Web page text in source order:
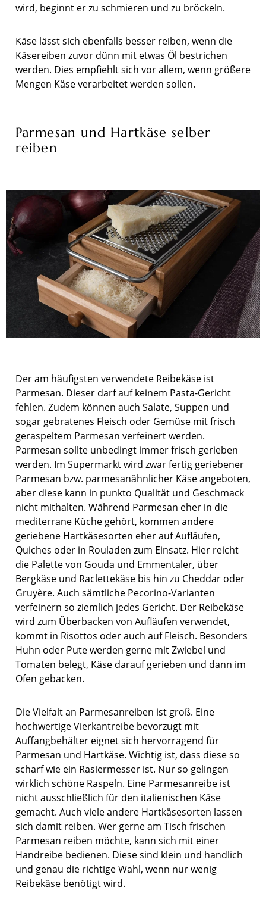
wird, beginnt er zu schmieren und zu bröckeln.
Käse lässt sich ebenfalls besser reiben, wenn die
Käsereiben zuvor dünn mit etwas Öl bestrichen
werden. Dies empfiehlt sich vor allem, wenn größere
Mengen Käse verarbeitet werden sollen.
Parmesan und Hartkäse selber
reiben
Der am häufigsten verwendete Reibekäse ist
Parmesan. Dieser darf auf keinem Pasta-Gericht
fehlen. Zudem können auch Salate, Suppen und
sogar gebratenes Fleisch oder Gemüse mit frisch
geraspeltem Parmesan verfeinert werden.
Parmesan sollte unbedingt immer frisch gerieben
werden. Im Supermarkt wird zwar fertig geriebener
Parmesan bzw. parmesanähnlicher Käse angeboten,
aber diese kann in punkto Qualität und Geschmack
nicht mithalten. Während Parmesan eher in die
mediterrane Küche gehört, kommen andere
geriebene Hartkäsesorten eher auf Aufläufen,
Quiches oder in Rouladen zum Einsatz. Hier reicht
die Palette von Gouda und Emmentaler, über
Bergkäse und Raclettekäse bis hin zu Cheddar oder
Gruyère. Auch sämtliche Pecorino-Varianten
verfeinern so ziemlich jedes Gericht. Der Reibekäse
wird zum Überbacken von Aufläufen verwendet,
kommt in Risottos oder auch auf Fleisch. Besonders
Huhn oder Pute werden gerne mit Zwiebel und
Tomaten belegt, Käse darauf gerieben und dann im
Ofen gebacken.
Die Vielfalt an Parmesanreiben ist groß. Eine
hochwertige Vierkantreibe bevorzugt mit
Auffangbehälter eignet sich hervorragend für
Parmesan und Hartkäse. Wichtig ist, dass diese so
scharf wie ein Rasiermesser ist. Nur so gelingen
wirklich schöne Raspeln. Eine Parmesanreibe ist
nicht ausschließlich für den italienischen Käse
gemacht. Auch viele andere Hartkäsesorten lassen
sich damit reiben. Wer gerne am Tisch frischen
Parmesan reiben möchte, kann sich mit einer
Handreibe bedienen. Diese sind klein und handlich
und genau die richtige Wahl, wenn nur wenig
Reibekäse benötigt wird.